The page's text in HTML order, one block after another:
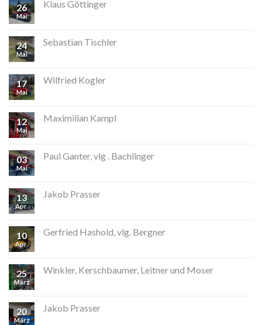
26
Mai
Klaus Göttinger
24
Mai
Sebastian Tischler
17
Mai
Wilfried Kogler
12
Mai
Maximilian Kampl
03
Mai
Paul Ganter, vlg . Bachlinger
13
Apr.
Jakob Prasser
10
Apr.
Gerfried Hashold, vlg. Bergner
25
März
Winkler, Kerschbaumer, Leitner und Moser
20
März
Jakob Prasser